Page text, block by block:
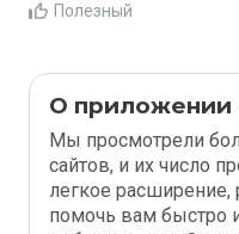
Полезный
О приложении
Мы просмотрели
сайтов, и их число
легкое расширение,
помочь вам быстро